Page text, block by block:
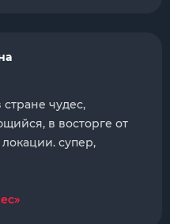
чудес,
в восторге от
супер,